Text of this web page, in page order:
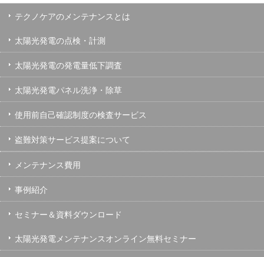
テクノケアのメンテナンスとは
太陽光発電の点検・計測
太陽光発電の発電量低下調査
太陽光発電パネル洗浄・除草
使用前自己確認制度の検査サービス
盗難対策サービス提案について
メンテナンス費用
事例紹介
セミナー＆資料ダウンロード
太陽光発電メンテナンスオンライン無料セミナー